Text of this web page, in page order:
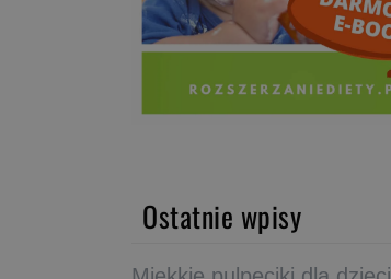
Ostatnie wpisy